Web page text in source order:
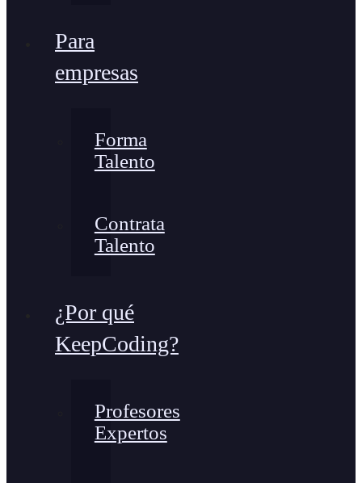
Para
empresas
Forma
Talento
Contrata
Talento
¿Por qué
KeepCoding?
Profesores
Expertos